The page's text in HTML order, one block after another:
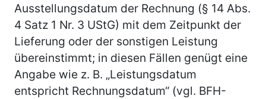
Ausstellungsdatum der Rechnung (§ 14 Abs.
4 Satz 1 Nr. 3 UStG) mit dem Zeitpunkt der
Lieferung oder der sonstigen Leistung
übereinstimmt; in diesen Fällen genügt eine
Angabe wie z. B. „Leistungsdatum
entspricht Rechnungsdatum“ (vgl. BFH-